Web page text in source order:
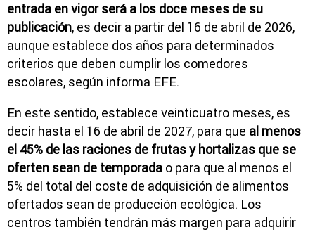
entrada en vigor será a los doce meses de su
publicación, es decir a partir del 16 de abril de 2026,
aunque establece dos años para determinados
criterios que deben cumplir los comedores
escolares, según informa EFE.
En este sentido, establece veinticuatro meses, es
decir hasta el 16 de abril de 2027, para que al menos
el 45% de las raciones de frutas y hortalizas que se
oferten sean de temporada o para que al menos el
5% del total del coste de adquisición de alimentos
ofertados sean de producción ecológica. Los
centros también tendrán más margen para adquirir